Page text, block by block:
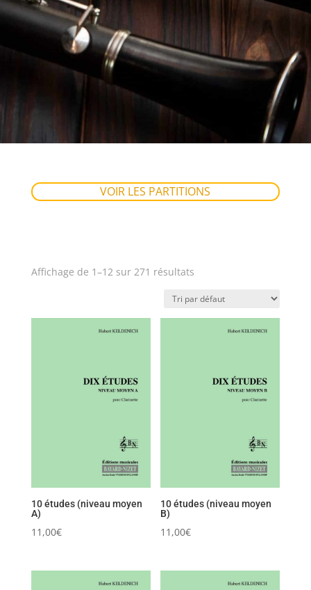
VOIR LES PARTITIONS
Affichage de 1–12 sur 271 résultats
10 études (niveau moyen
A)
11,00€
10 études (niveau moyen
B)
11,00€